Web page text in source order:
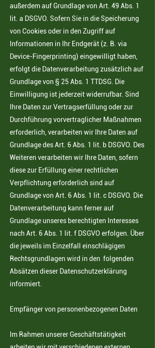
außerdem auf Grundlage von Art. 49 Abs. 1
lit. a DSGVO. Sofern Sie in die Speicherung
von Cookies oder in den Zugriff auf
Informationen in Ihr Endgerät (z. B. via
Device-Fingerprinting) eingewilligt haben,
erfolgt die Datenverarbeitung zusätzlich auf
Grundlage von § 25 Abs. 1 TTDSG. Die
Einwilligung ist jederzeit widerrufbar. Sind
Ihre Daten zur Vertragserfüllung oder zur
Durchführung vorvertraglicher Maßnahmen
erforderlich, verarbeiten wir Ihre Daten auf
Grundlage des Art. 6 Abs. 1 lit. b DSGVO. Des
Weiteren verarbeiten wir Ihre Daten, sofern
diese zur Erfüllung einer rechtlichen
Verpflichtung erforderlich sind auf
Grundlage von Art. 6 Abs. 1 lit. c DSGVO. Die
Datenverarbeitung kann ferner auf
Grundlage unseres berechtigten Interesses
nach Art. 6 Abs. 1 lit. f DSGVO erfolgen. Über
die jeweils im Einzelfall einschlägigen
Rechtsgrundlagen wird in den folgenden
Absätzen dieser Datenschutzerklärung
informiert.
Empfänger von personenbezogenen Daten
Im Rahmen unserer Geschäftstätigkeit